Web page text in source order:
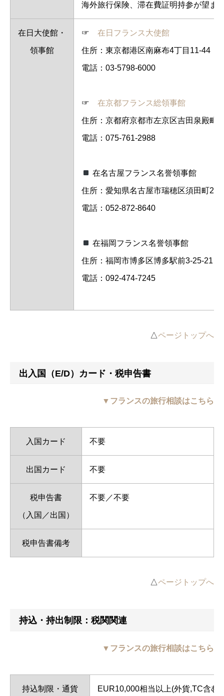
海外旅行保険、滞在費証明持参が望ま
在日大使館・
領事館
☞ 在日フランス大使館
住所：東京都港区南麻布4丁目11-44
電話：03-5798-6000
☞ 在京都フランス総領事館
住所：京都府京都市左京区吉田泉殿町8
電話：075-761-2988
在名古屋フランス名誉領事館
住所：愛知県名古屋市瑞穂区須田町2-
電話：052-872-8640
在福岡フランス名誉領事館
住所：福岡市博多区博多駅前3-25-21
電話：092-474-7245
△ページトップへ
出入国（E/D）カード・税申告書
▼フランスの旅行相談はこちら
入国カード 不要
出国カード 不要
税申告書
（入国／出国）
不要／不要
税申告書備考
△ページトップへ
持込・持出制限：税関関連
▼フランスの旅行相談はこちら
持込制限・通貨 EUR10,000相当以上(外貨,TC含む)